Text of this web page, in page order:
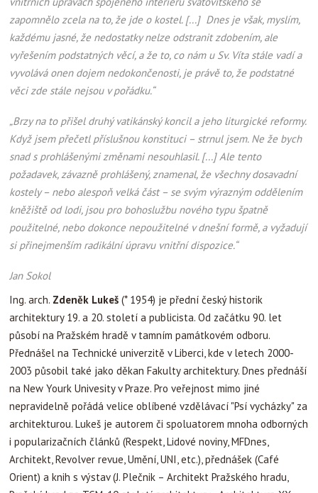
zapomnělo zcela na to, že jde o kostel. [...] Dnes je však, myslím,
každému jasné, že nedostatky nelze odstranit zdobením, ale
vyřešením podstatných věcí, a že to, co nám u Sv. Víta stále vadí a
vyvolává onen dojem nedokončenosti, je právě to, že podstatné
věci zde stále nejsou v pořádku.“
„Brzy na to přišel druhý vatikánský koncil a jeho liturgické reformy.
Když jsem přečetl příslušnou konstituci – strnul jsem. Ne že bych
snad s prohlášenými změnami nesouhlasil. [...] Ale tento
požadavek, závazně prohlášený, znamenal, že všechny dosavadní
kostely – nebo alespoň velká část – se svým výrazným oddělením
kněžiště od lodi, jsou pro bohoslužbu nového typu špatně
použitelné, nebo dokonce nepoužitelné v dnešní formě, a vyžadují
si přinejmenším radikální úpravu vnitřní dispozice.“
Jan Sokol
Ing. arch. Zdeněk Lukeš (* 1954) je přední český historik
architektury 19. a 20. století a publicista. Od začátku 90. let
působí na Pražském hradě v tamním památkovém odboru.
Přednášel na Technické univerzitě v Liberci, kde v letech 2000-
2003 působil také jako děkan Fakulty architektury. Dnes přednáší
na New Yourk Univesity v Praze. Pro veřejnost mimo jiné
nepravidelně pořádá velice oblíbené vzdělávací "Psí vycházky" za
architekturou. Lukeš je autorem či spoluatorem mnoha odborných
i popularizačních článků (Respekt, Lidové noviny, MFDnes,
Architekt, Revolver revue, Umění, UNI, etc.), přednášek (Café
Orient) a knih s výstav (J. Plečnik – Architekt Pražského hradu,